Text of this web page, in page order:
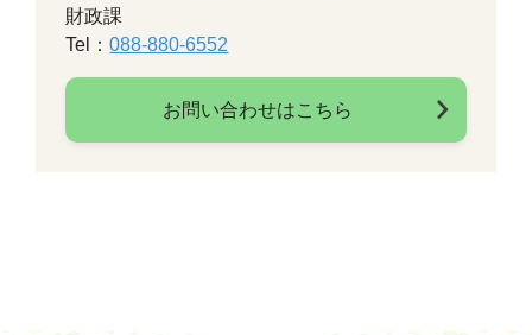
財政課
Tel：088-880-6552
お問い合わせはこちら